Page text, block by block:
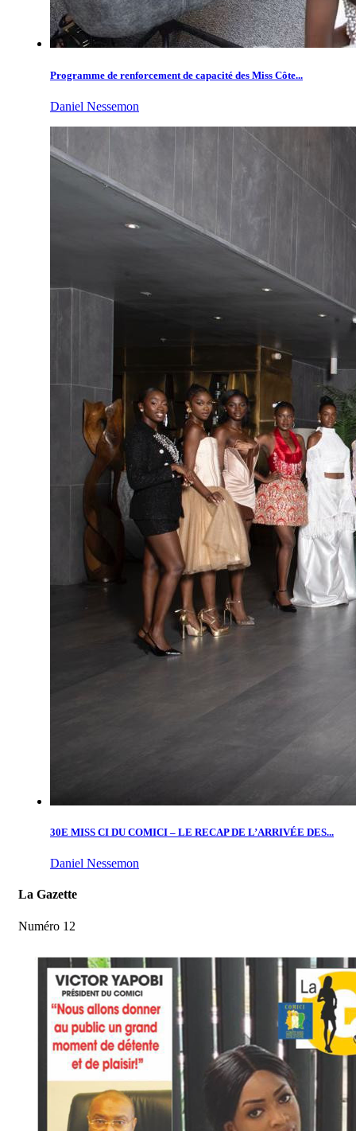
Programme de renforcement de capacité des Miss Côte...
Daniel Nessemon
30E MISS CI DU COMICI – LE RECAP DE L’ARRIVÉE DES...
Daniel Nessemon
La Gazette
Numéro 12